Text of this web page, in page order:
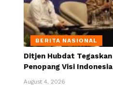
BERITA NASIONAL
Ditjen Hubdat
Penopang Visi
August 4, 2026